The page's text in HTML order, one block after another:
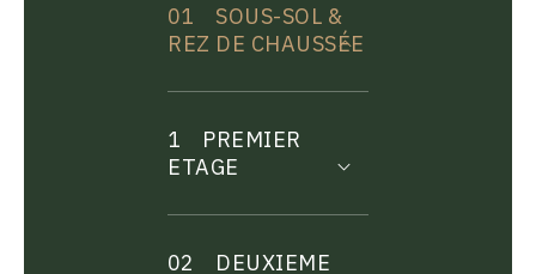
01
SOUS-SOL &
REZ DE CHAUSSÉE
1
PREMIER
ETAGE
02
DEUXIEME